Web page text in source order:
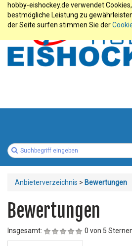
hobby-eishockey.de verwendet
bestmögliche Leistung zu
der Seite surfen stimmen Sie der
Anbieterverzeichnis > Bewertungen
Bewertungen
Insgesamt: 0 von 5